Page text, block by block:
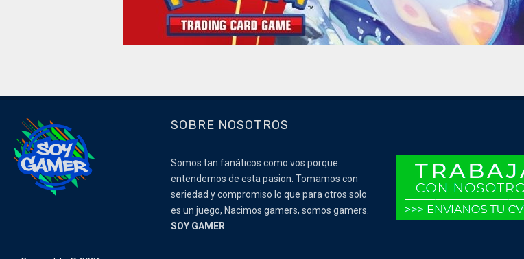
SOBRE NOSOTROS
Somos tan fanáticos como vos porque
entendemos de esta pasion. Tomamos con
seriedad y compromiso lo que para otros solo
es un juego, Nacimos gamers, somos gamers.
SOY GAMER